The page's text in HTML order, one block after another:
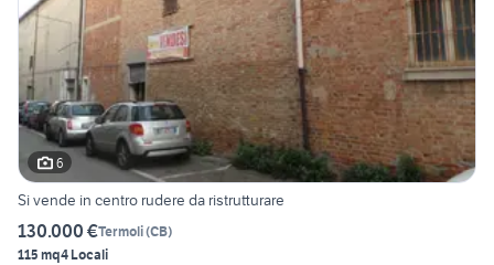
6
Si vende in centro rudere da ristrutturare
130.000 €Termoli(CB)
115 mq4 Locali